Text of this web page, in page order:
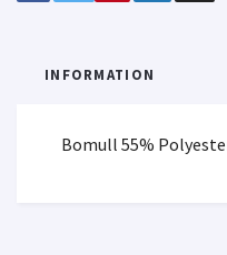
INFORMATION
Bomull 55%